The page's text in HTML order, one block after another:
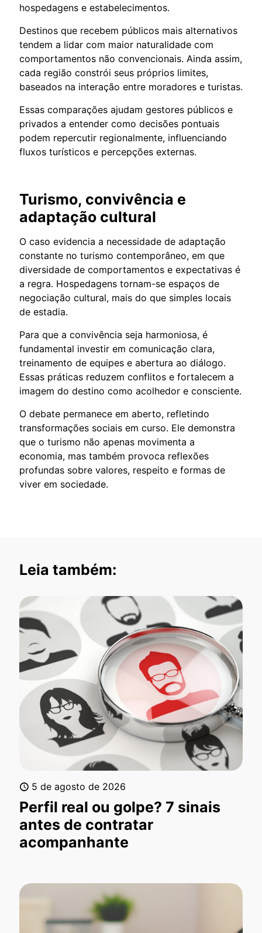
hospedagens e estabelecimentos.
Destinos que recebem públicos mais alternativos
tendem a lidar com maior naturalidade com
comportamentos não convencionais. Ainda assim,
cada região constrói seus próprios limites,
baseados na interação entre moradores e turistas.
Essas comparações ajudam gestores públicos e
privados a entender como decisões pontuais
podem repercutir regionalmente, influenciando
fluxos turísticos e percepções externas.
Turismo, convivência e
adaptação cultural
O caso evidencia a necessidade de adaptação
constante no turismo contemporâneo, em que
diversidade de comportamentos e expectativas é
a regra. Hospedagens tornam-se espaços de
negociação cultural, mais do que simples locais
de estadia.
Para que a convivência seja harmoniosa, é
fundamental investir em comunicação clara,
treinamento de equipes e abertura ao diálogo.
Essas práticas reduzem conflitos e fortalecem a
imagem do destino como acolhedor e consciente.
O debate permanece em aberto, refletindo
transformações sociais em curso. Ele demonstra
que o turismo não apenas movimenta a
economia, mas também provoca reflexões
profundas sobre valores, respeito e formas de
viver em sociedade.
Leia também:
5 de agosto de 2026
Perfil real ou golpe? 7 sinais
antes de contratar
acompanhante